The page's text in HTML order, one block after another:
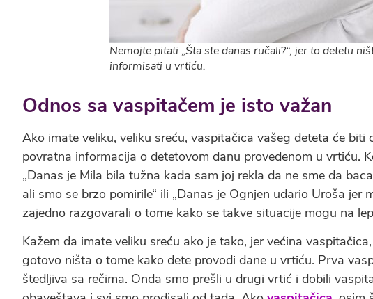
Nemojte pitati „Šta ste danas ručali?“, jer to detetu
informisati u vrtiću.
Odnos sa vaspitačem je isto važan
Ako imate veliku, veliku sreću, vaspitačica vašeg deteta će
povratna informacija o detetovom danu provedenom u vrtiću.
„Danas je Mila bila tužna kada sam joj rekla da ne sme da
ali smo se brzo pomirile“ ili „Danas je Ognjen udario Uroša jer
zajedno razgovarali o tome kako se takve situacije mogu na
Kažem da imate veliku sreću ako je tako, jer većina
gotovo ništa o tome kako dete provodi dane u vrtiću. Prva
štedljiva sa rečima. Onda smo prešli u drugi vrtić i dobili